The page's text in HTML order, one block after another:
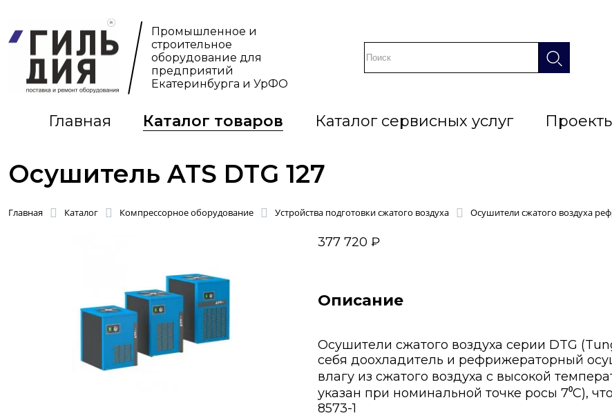
Промышленное и
строительное
оборудование для
предприятий
Екатеринбурга и УрФО
Главная Каталог товаров Каталог сервисных услуг
Осушитель ATS DTG 127
Главная Каталог Компрессорное оборудование Устройства подготовки сжатого воздуха Осушители сжатого воздуха
377 720 ₽
Описание
Осушители сжатого воздуха серии DTG
себя доохладитель и рефрижераторный
влагу из сжатого воздуха с высокой
указан при номинальной точке росы 7⁰С),
8573-1